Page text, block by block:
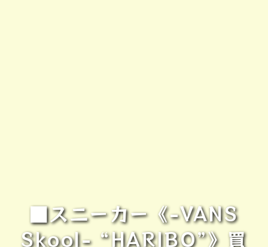
■スニーカー《-VANS
Skool- “HARIBO”》買